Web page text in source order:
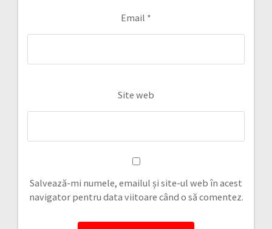
Email *
Site web
Salvează-mi numele, emailul și site-ul web în acest
navigator pentru data viitoare când o să comentez.